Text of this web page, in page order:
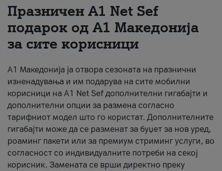
За нас
#ПодобарОнлајн
Празничен A1 Net Sеf
подарок од А1 Македонија
за сите корисници
А1 Македонија ја отвора сезоната на празнични
изненадувања и им подарува на сите мобилни
корисници на A1 Net Sef дополнителни гигабајти и
дополнителни опции за размена согласно
тарифниот модел што го користат. Дополнителните
гигабајти може да се разменат за буџет за нов уред,
роаминг пакети или за премиум стриминг услуги, во
согласност со индивидуалните потреби на секој
корисник. Замената се врши директно преку